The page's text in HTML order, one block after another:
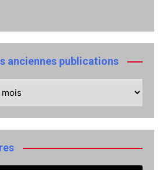
anciennes publications